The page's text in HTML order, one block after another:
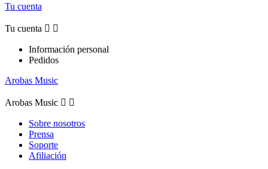
Tu cuenta
Tu cuenta  
Información personal
Pedidos
Arobas Music
Arobas Music  
Sobre nosotros
Prensa
Soporte
Afiliación